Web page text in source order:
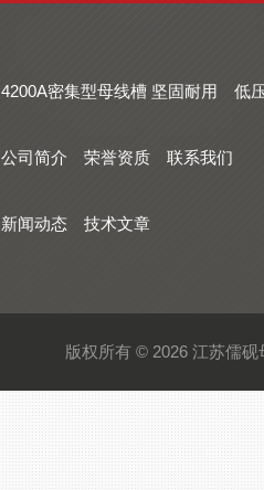
4200A密集型母线槽 坚固耐用
低
公司简介 荣誉资质 联系我们
新闻动态 技术文章
版权所有 © 2026 江苏儒